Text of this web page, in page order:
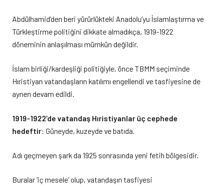
Abdülhamid’den beri yürürlükteki Anadolu’yu İslamlaştırma ve
Türkleştirme politiğini dikkate almadıkça, 1919-1922
döneminin anlaşılması mümkün değildir.
İslam birliği/kardeşliği politiğiyle, önce TBMM seçiminde
Hıristiyan vatandaşların katılımı engellendi ve tasfiyesine de
aynen devam edildi.
1919-1922’de vatandaş Hıristiyanlar üç cephede
hedeftir: Güneyde, kuzeyde ve batıda.
Adı geçmeyen şark da 1925 sonrasında yeni fetih bölgesidir.
Buralar ‘iç mesele’ olup, vatandaşın tasfiyesi